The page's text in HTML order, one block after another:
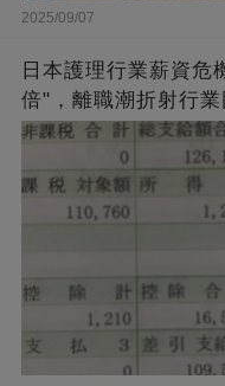
2025/09/07
日本護理行業薪資危
倍"，離職潮折射行業